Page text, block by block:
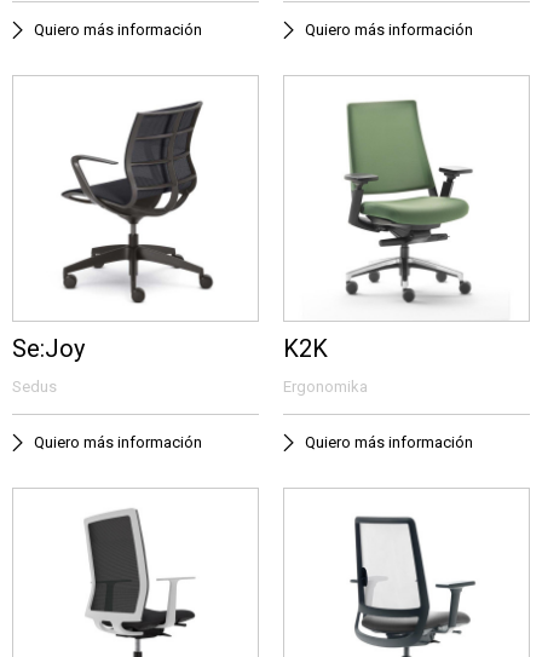
Quiero más información Quiero más información
Se:Joy
Sedus
Quiero más información
K2K
Ergonomika
Quiero más información